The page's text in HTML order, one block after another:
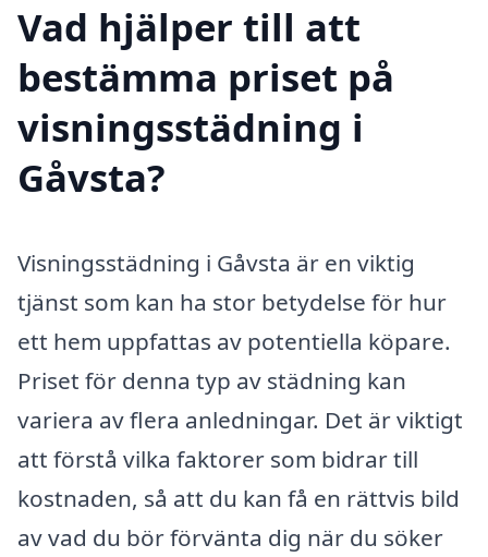
Vad hjälper till att
bestämma priset på
visningsstädning i
Gåvsta?
Visningsstädning i Gåvsta är en viktig
tjänst som kan ha stor betydelse för hur
ett hem uppfattas av potentiella köpare.
Priset för denna typ av städning kan
variera av flera anledningar. Det är viktigt
att förstå vilka faktorer som bidrar till
kostnaden, så att du kan få en rättvis bild
av vad du bör förvänta dig när du söker